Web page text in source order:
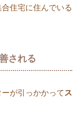
住宅に住んでいる
される
が引っかかって ス